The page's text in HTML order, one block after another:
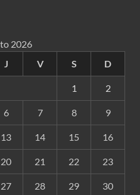
2026
J V S D
1 2
6 7 8 9
13 14 15 16
20 21 22 23
27 28 29 30